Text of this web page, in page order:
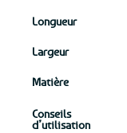
Longueur
Largeur
Matière
Conseils
d’utilisation